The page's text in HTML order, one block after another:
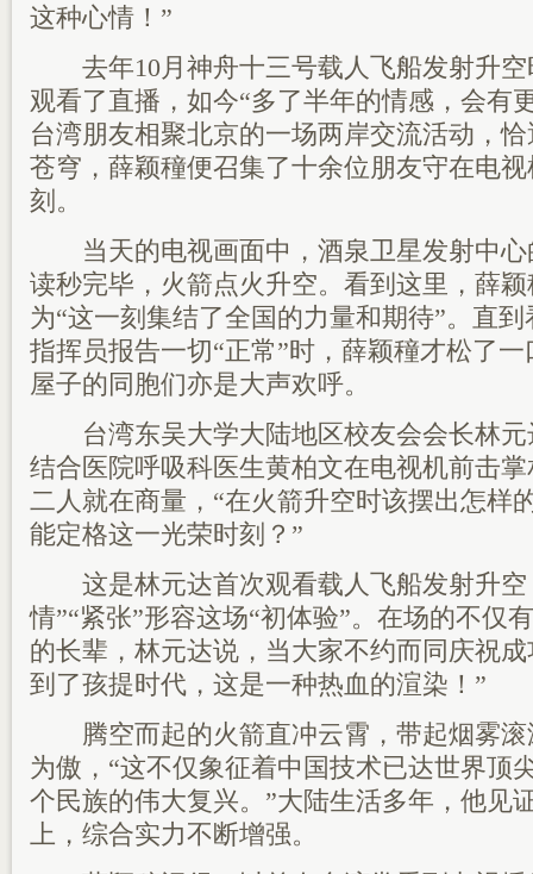
这种心情！”
去年10月神舟十三号载人飞船发射升空
观看了直播，如今“多了半年的情感，会有
台湾朋友相聚北京的一场两岸交流活动，
苍穹，薛颖穜便召集了十余位朋友守在电
刻。
当天的电视画面中，酒泉卫星发射中心
读秒完毕，火箭点火升空。看到这里，薛
为“这一刻集结了全国的力量和期待”。直
指挥员报告一切“正常”时，薛颖穜才松了
屋子的同胞们亦是大声欢呼。
台湾东吴大学大陆地区校友会会长林元
结合医院呼吸科医生黄柏文在电视机前击
二人就在商量，“在火箭升空时该摆出怎样
能定格这一光荣时刻？”
这是林元达首次观看载人飞船发射升空
情”“紧张”形容这场“初体验”。在场的不仅
的长辈，林元达说，当大家不约而同庆祝
到了孩提时代，这是一种热血的渲染！”
腾空而起的火箭直冲云霄，带起烟雾滚
为傲，“这不仅象征着中国技术已达世界顶
个民族的伟大复兴。”大陆生活多年，他见
上，综合实力不断增强。